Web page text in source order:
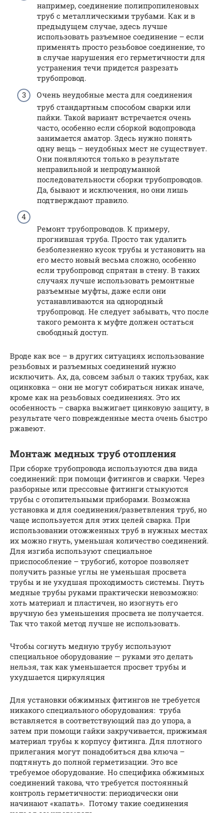
например, соединение полипропиленовых
труб с металлическими трубами. Как и в
предыдущем случае, здесь лучше
использовать разъемное соединение – если
применять просто резьбовое соединение, то
в случае нарушения его герметичности для
устранения течи придется разрезать
трубопровод.
Очень неудобные места для соединения
труб стандартным способом сварки или
пайки. Такой вариант встречается очень
часто, особенно если сборкой водопровода
занимается аматор. Здесь нужно понять
одну вещь – неудобных мест не существует.
Они появляются только в результате
неправильной и непродуманной
последовательности сборки трубопроводов.
Да, бывают и исключения, но они лишь
подтверждают правило.
Ремонт трубопроводов. К примеру,
прогнившая труба. Просто так удалить
безболезненно кусок трубы и установить на
его место новый весьма сложно, особенно
если трубопровод спрятан в стену. В таких
случаях лучше использовать ремонтные
разъемные муфты, даже если они
устанавливаются на однородный
трубопровод. Не следует забывать, что после
такого ремонта к муфте должен остаться
свободный доступ.
Вроде как все – в других ситуациях использование
резьбовых и разъемных соединений нужно
исключить. Ах, да, совсем забыл о таких трубах, как
оцинковка – они не могут собираться никак иначе,
кроме как на резьбовых соединениях. Это их
особенность – сварка выжигает цинковую защиту, в
результате чего поврежденные места очень быстро
ржавеют.
Монтаж медных труб отопления
При сборке трубопровода используются два вида
соединений: при помощи фитингов и сварки. Через
разборные или прессовые фитинги стыкуются
трубы с отопительными приборами. Возможна
установка и для соединения/разветвления труб, но
чаще используется для этих целей сварка. При
использовании отожженных труб в нужных местах
их можно гнуть, уменьшая количество соединений.
Для изгиба используют специальное
приспособление – трубогиб, которое позволяет
получить разные углы не уменьшая просвета
трубы и не ухудшая проходимость системы. Гнуть
медные трубы руками практически невозможно:
хоть материал и пластичен, но изогнуть его
вручную без уменьшения просвета не получается.
Так что такой метод лучше не использовать.
Чтобы согнуть медную трубу используют
специальное оборудование — руками это делать
нельзя, так как уменьшается просвет трубы и
ухудшается циркуляция
Для установки обжимных фитингов не требуется
никакого специального оборудования: труба
вставляется в соответствующий паз до упора, а
затем при помощи гайки закручивается, прижимая
материал трубы к корпусу фитинга. Для плотного
прилегания могут понадобиться два ключа –
подтянуть до полной герметизации. Это все
требуемое оборудование. Но специфика обжимных
соединений такова, что требуется постоянный
контроль герметичности: периодически они
начинают «капать». Потому такие соединения